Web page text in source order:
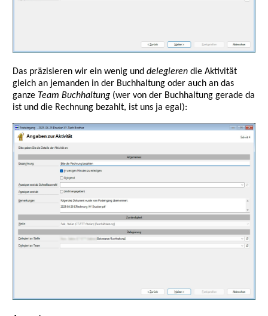
Das präzisieren wir ein wenig und delegierendie Aktivität
gleich an jemanden in der Buchhaltung oder auch an das
ganze Team Buchhaltung(wer von der Buchhaltung gerade da
ist und die Rechnung bezahlt, ist uns ja egal):